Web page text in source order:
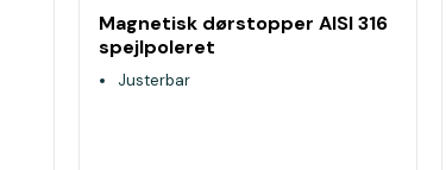
Magnetisk dørstopper AISI 316
spejlpoleret
Justerbar